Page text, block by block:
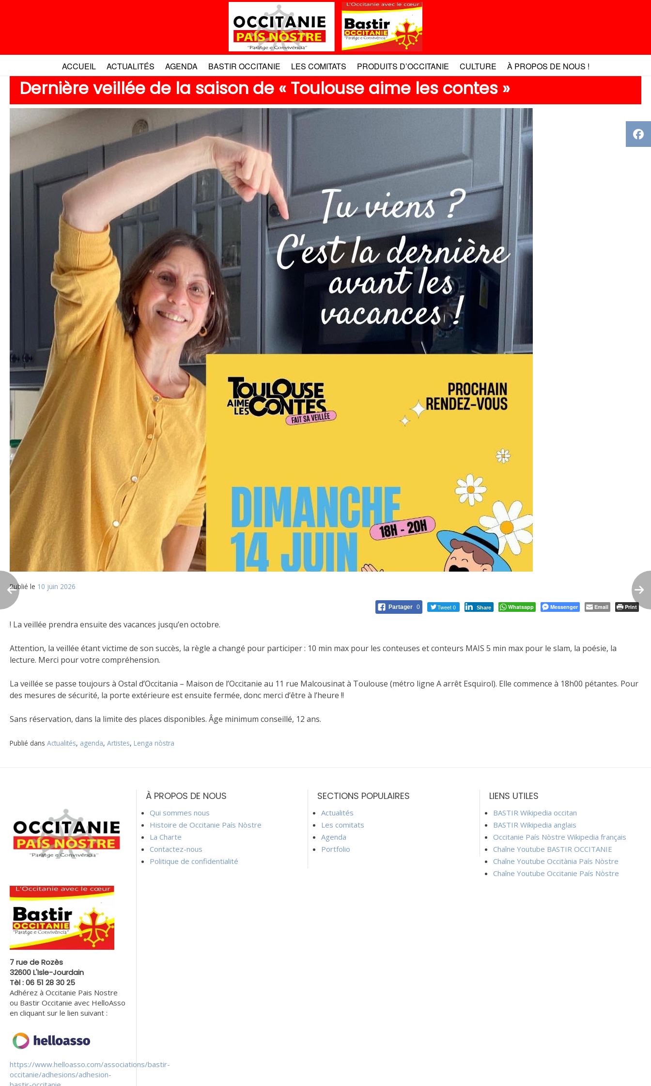
ACCUEIL ACTUALITÉS AGENDA BASTIR OCCITANIE LES COMITATS PRODUITS D’OCCITANIE CULTURE À PROPOS DE NOUS !
Dernière veillée de la saison de « Toulouse aime les contes »
Publié le 10 juin 2026
Partager 0 Tweet 0 Share Whatsapp Messenger Email Print
! La veillée prendra ensuite des vacances jusqu’en octobre.
Attention, la veillée étant victime de son succès, la règle a changé pour participer : 10 min max pour les conteuses et conteurs MAIS 5 min max pour le slam, la poésie, la
lecture. Merci pour votre compréhension.
La veillée se passe toujours à Ostal d’Occitania – Maison de l’Occitanie au 11 rue Malcousinat à Toulouse (métro ligne A arrêt Esquirol). Elle commence à 18h00 pétantes. Pour
des mesures de sécurité, la porte extérieure est ensuite fermée, donc merci d’être à l’heure !!
Sans réservation, dans la limite des places disponibles. Âge minimum conseillé, 12 ans.
Publié dans Actualités, agenda, Artistes, Lenga nòstra
l’article
7 rue de Rozès
32600 L'Isle-Jourdain
Tèl : 06 51 28 30 25
Adhérez à Occitanie Pais Nostre
ou Bastir Occitanie avec HelloAsso
en cliquant sur le lien suivant :
https://www.helloasso.com/associations/bastir-
occitanie/adhesions/adhesion-
À PROPOS DE NOUS
Qui sommes nous
Histoire de Occitanie País Nòstre
La Charte
Contactez-nous
Politique de confidentialité
SECTIONS POPULAIRES
Actualités
Les comitats
Agenda
Portfolio
LIENS UTILES
BASTIR Wikipedia occitan
BASTIR Wikipedia anglais
Occitanie País Nòstre Wikipedia français
Chaîne Youtube BASTIR OCCITANIE
Chaîne Youtube Occitània País Nòstre
Chaîne Youtube Occitanie País Nòstre